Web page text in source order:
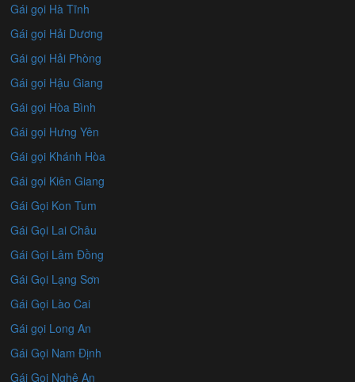
Gái gọi Hà Tĩnh
Gái gọi Hải Dương
Gái gọi Hải Phòng
Gái gọi Hậu Giang
Gái gọi Hòa Bình
Gái gọi Hưng Yên
Gái gọi Khánh Hòa
Gái gọi Kiên Giang
Gái Gọi Kon Tum
Gái Gọi Lai Châu
Gái Gọi Lâm Đồng
Gái Gọi Lạng Sơn
Gái Gọi Lào Cai
Gái gọi Long An
Gái Gọi Nam Định
Gái Gọi Nghệ An